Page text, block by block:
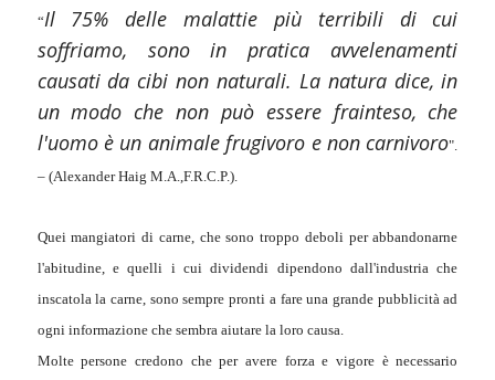
“Il 75% delle malattie più terribili di cui
soffriamo, sono in pratica avvelenamenti
causati da cibi non naturali. La natura dice, in
un modo che non può essere frainteso, che
l'uomo è un animale frugivoro e non carnivoro".
– (Alexander Haig M.A.,F.R.C.P.).
Quei mangiatori di carne, che sono troppo deboli per abbandonarne
l'abitudine, e quelli i cui dividendi dipendono dall'industria che
inscatola la carne, sono sempre pronti a fare una grande pubblicità ad
ogni informazione che sembra aiutare la loro causa.
Molte persone credono che per avere forza e vigore è necessario